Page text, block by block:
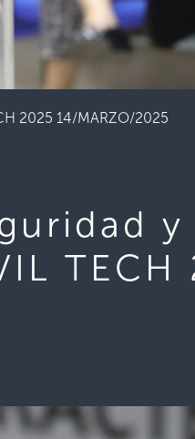
2025 14/MARZO/2025
y
TECH